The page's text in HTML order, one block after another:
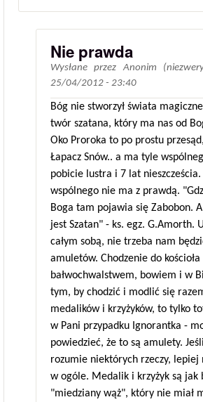
Nie prawda
Wysłane przezAnonim
25/04/2012 - 23:40
Bóg nie stworzył świata
twór szatana, który ma nas od
Oko Proroka to po prostu
Łapacz Snów.. a ma tyle
pobicie lustra i 7 lat nieszcześcia.
wspólnego nie ma z prawdą.
Boga tam pojawia się Zabobon.
jest Szatan" - ks. egz. G.Amorth.
całym sobą, nie trzeba nam
amuletów. Chodzenie do
bałwochwalstwem, bowiem i w
tym, by chodzić i modlić się
medalików i krzyżyków, to tylko
w Pani przypadku Ignorantka -
powiedzieć, że to są amulety.
rozumie niektórych rzeczy, lepiej
w ogóle. Medalik i krzyżyk są jak
"miedziany wąż", który nie miał